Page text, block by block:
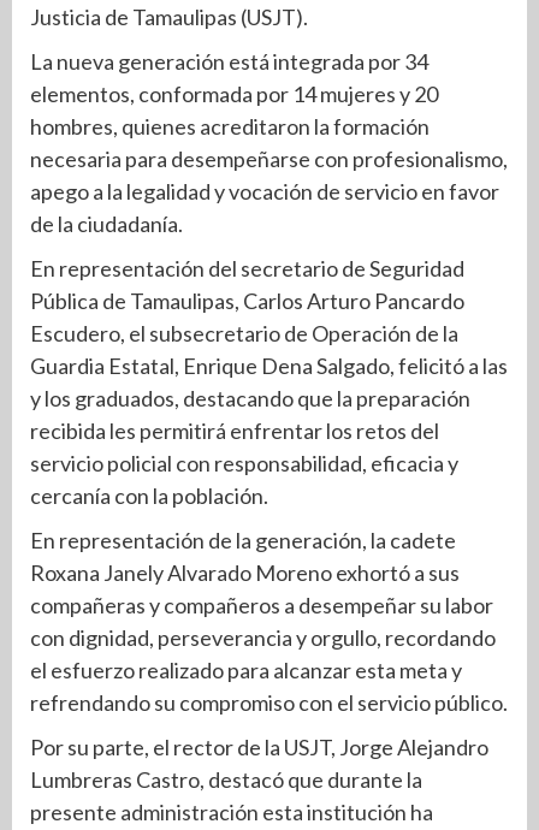
Justicia de Tamaulipas (USJT).
La nueva generación está integrada por 34
elementos, conformada por 14 mujeres y 20
hombres, quienes acreditaron la formación
necesaria para desempeñarse con profesionalismo,
apego a la legalidad y vocación de servicio en favor
de la ciudadanía.
En representación del secretario de Seguridad
Pública de Tamaulipas, Carlos Arturo Pancardo
Escudero, el subsecretario de Operación de la
Guardia Estatal, Enrique Dena Salgado, felicitó a las
y los graduados, destacando que la preparación
recibida les permitirá enfrentar los retos del
servicio policial con responsabilidad, eficacia y
cercanía con la población.
En representación de la generación, la cadete
Roxana Janely Alvarado Moreno exhortó a sus
compañeras y compañeros a desempeñar su labor
con dignidad, perseverancia y orgullo, recordando
el esfuerzo realizado para alcanzar esta meta y
refrendando su compromiso con el servicio público.
Por su parte, el rector de la USJT, Jorge Alejandro
Lumbreras Castro, destacó que durante la
presente administración esta institución ha